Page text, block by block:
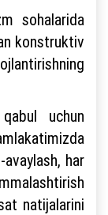
sohalarida
konstruktiv
uchun
har
natijalarini